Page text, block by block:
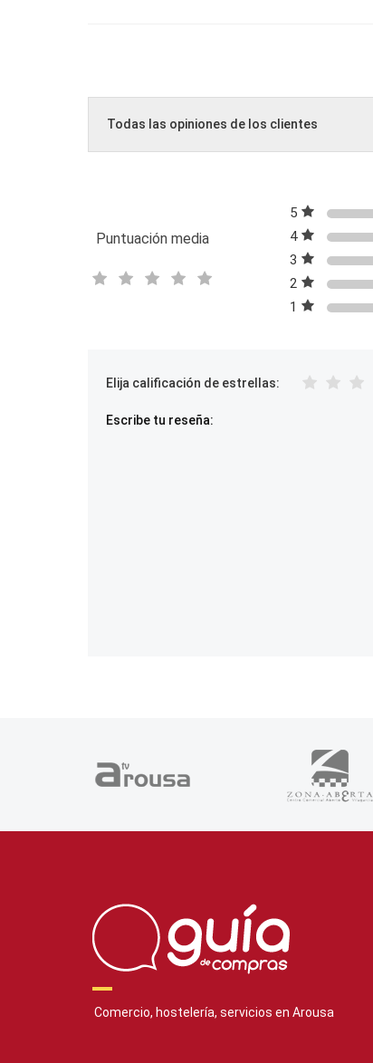
Todas las opiniones de los clientes
Puntuación media
5
4
3
2
1
Elija calificación de estrellas:
Escribe tu reseña:
Comercio, hostelería, servicios en Arousa